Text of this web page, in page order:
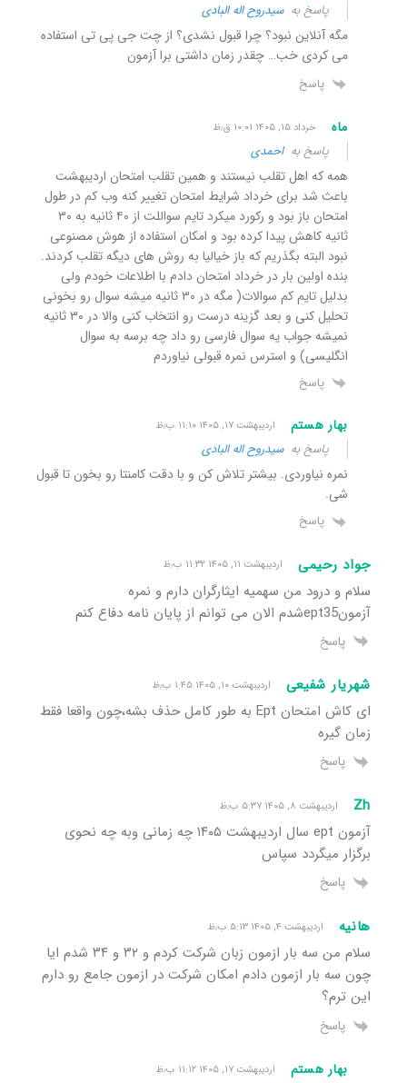
پاسخ بهسیدروح اله البادی
مگه آنلاین نبود؟ چرا قبول نشدی؟ از چت جی پی تی استفاده
می کردی خب… چقدر زمان داشتی برا آزمون
پاسخ
ماه خرداد ۱۵, ۱۴۰۵ ۱۰:۰۱ ق٫ظ
پاسخ بهاحمدی
همه که اهل تقلب نیستند و همین تقلب امتحان اردیبهشت
باعث شد برای خرداد شرایط امتحان تغییر کنه وب کم در طول
امتحان باز بود و رکورد میکرد تایم سواللت از ۴۰ ثانیه به ۳۰
ثانیه کاهش پیدا کرده بود و امکان استفاده از هوش مصنوعی
نبود البته بگذریم که باز خیالیا به روش های دیگه تقلب کردند.
بنده اولین بار در خرداد امتحان دادم با اطلاعات خودم ولی
بدلیل تایم کم سوالات( مگه در ۳۰ ثانیه میشه سوال رو بخونی
تحلیل کنی و بعد گزینه درست رو انتخاب کنی والا در ۳۰ ثانیه
نمیشه جواب یه سوال فارسی رو داد چه برسه به سوال
انگلیسی) و استرس نمره قبولی نیاوردم
پاسخ
بهار هستم اردیبهشت ۱۷, ۱۴۰۵ ۱۱:۱۰ ب٫ظ
پاسخ بهسیدروح اله البادی
نمره نیاوردی. بیشتر تلاش کن و با دقت کامنتا رو بخون تا قبول
شی.
پاسخ
جواد رحیمی اردیبهشت ۱۱, ۱۴۰۵ ۱۱:۳۲ ب٫ظ
سلام و درود من سهمیه ایثارگران دارم و نمره
آزمونept35شدم الان می توانم از پایان نامه دفاع کنم
پاسخ
شهریار شفیعی اردیبهشت ۱۰, ۱۴۰۵ ۱:۴۵ ب٫ظ
ای کاش امتحان Ept به طور کامل حذف بشه،چون واقعا فقط
زمان گیره
پاسخ
Zh اردیبهشت ۸, ۱۴۰۵ ۵:۳۷ ب٫ظ
آزمون ept سال اردیبهشت ۱۴۰۵ چه زمانی وبه چه نحوی
برگزار میگردد سپاس
پاسخ
هانیه اردیبهشت ۴, ۱۴۰۵ ۵:۱۳ ب٫ظ
سلام من سه بار ازمون زبان شرکت کردم و ۳۲ و ۳۴ شدم ایا
چون سه بار ازمون دادم امکان شرکت در ازمون جامع رو دارم
این ترم؟
پاسخ
بهار هستم اردیبهشت ۱۷, ۱۴۰۵ ۱۱:۱۲ ب٫ظ